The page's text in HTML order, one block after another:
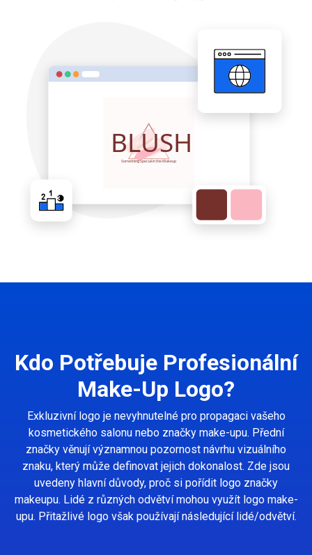
Kdo Potřebuje Profesionální
Make-Up Logo?
Exkluzivní logo je nevyhnutelné pro propagaci vašeho
kosmetického salonu nebo značky make-upu. Přední
značky věnují významnou pozornost návrhu vizuálního
znaku, který může definovat jejich dokonalost. Zde jsou
uvedeny hlavní důvody, proč si pořídit logo značky
makeupu. Lidé z různých odvětví mohou využít logo make-
upu. Přitažlivé logo však používají následující lidé/odvětví.